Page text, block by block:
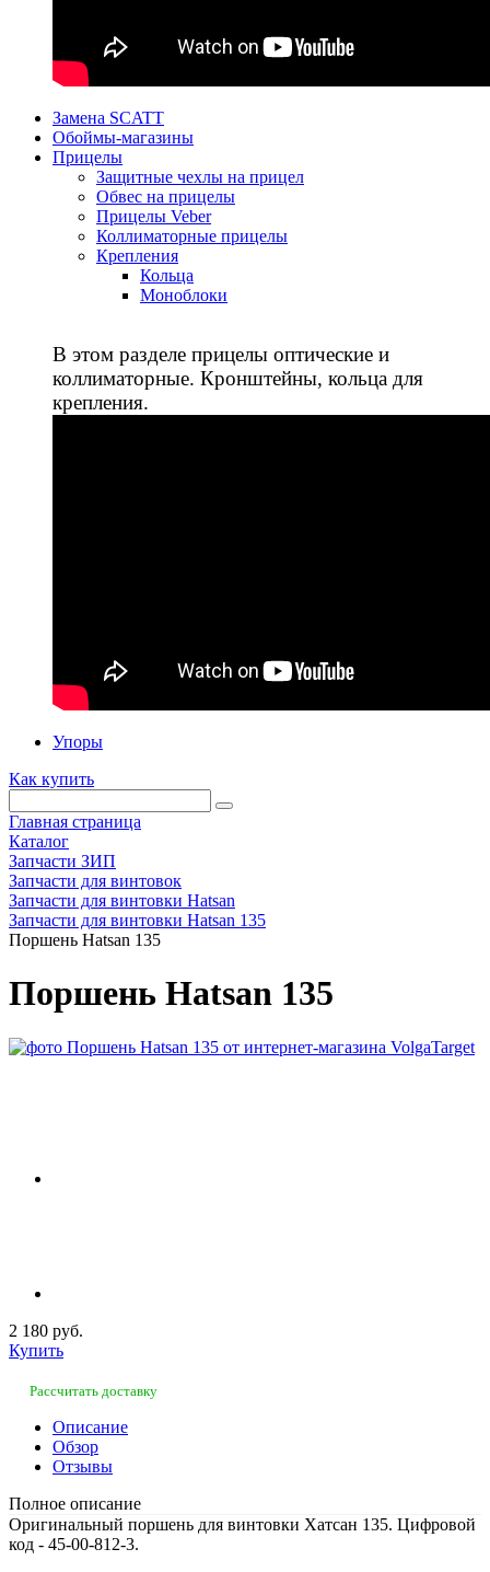
Замена SCATT
Обоймы-магазины
Прицелы
Защитные чехлы на прицел
Обвес на прицелы
Прицелы Veber
Коллиматорные прицелы
Крепления
Кольца
Моноблоки
В этом разделе прицелы оптические и
коллиматорные. Кронштейны, кольца для
крепления.
Упоры
Как купить
Главная страница
Каталог
Запчасти ЗИП
Запчасти для винтовок
Запчасти для винтовки Hatsan
Запчасти для винтовки Hatsan 135
Поршень Hatsan 135
Поршень Hatsan 135
2 180 руб.
Купить
Рассчитать доставку
Описание
Обзор
Отзывы
Полное описание
Оригинальный поршень для винтовки Хатсан 135. Цифровой
код - 45-00-812-3.